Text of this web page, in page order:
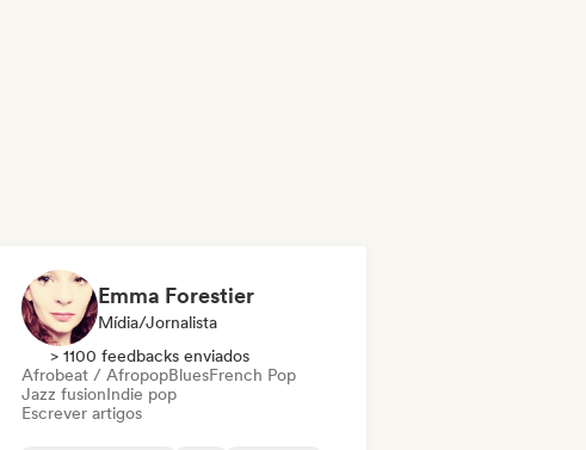
Emma Forestier
Mídia/Jornalista
> 1100 feedbacks enviados
Afrobeat / AfropopBluesFrench Pop
Jazz fusionIndie pop
Escrever artigos